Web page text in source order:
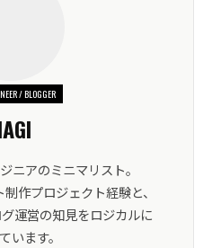
/ BLOGGER
ニアのミニマリスト。
作プロジェクト経験と、
運営の知見をロジカルに
います。